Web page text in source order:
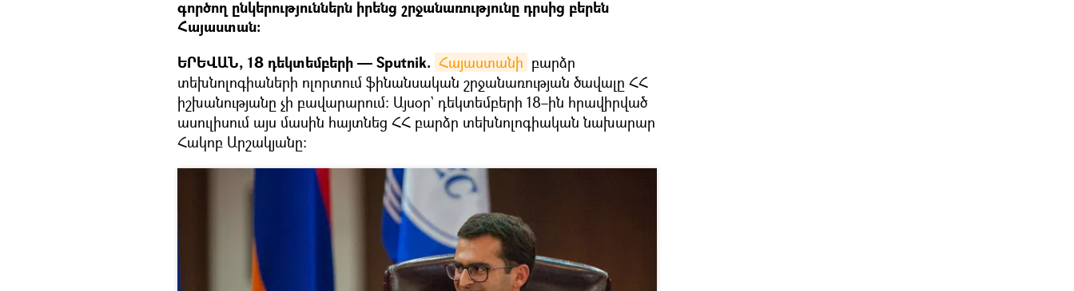
գործող ընկերություններն իրենց շրջանառությունը դրսից բերեն
Հայաստան։
ԵՐԵՎԱՆ, 18 դեկտեմբերի — Sputnik. Հայաստանի բարձր
տեխնոլոգիաների ոլորտում ֆինանսական շրջանառության ծավալը ՀՀ
իշխանությանը չի բավարարում։ Այսօր` դեկտեմբերի 18–ին հրավիրված
ասուլիսում այս մասին հայտնեց ՀՀ բարձր տեխնոլոգիական նախարար
Հակոբ Արշակյանը։